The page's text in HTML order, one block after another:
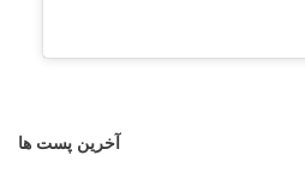
آخرین پست ها